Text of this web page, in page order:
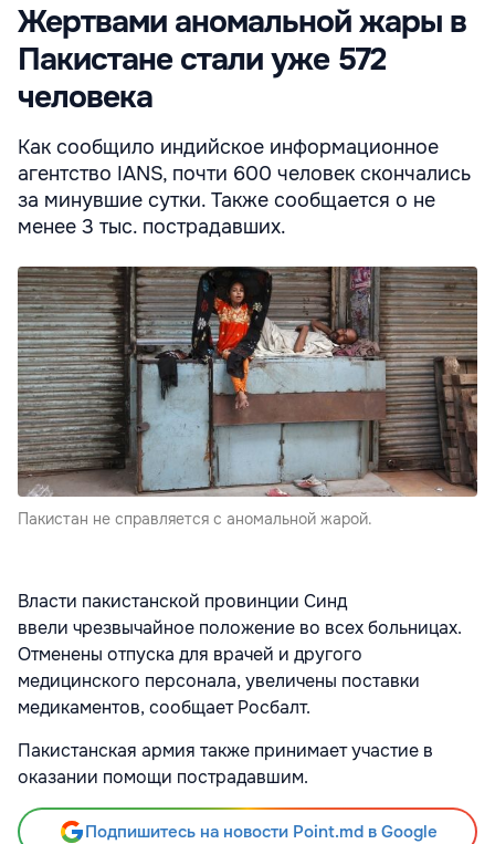
Жертвами аномальной жары в
Пакистане стали уже 572
человека
Как сообщило индийское информационное
агентство IANS, почти 600 человек скончались
за минувшие сутки. Также сообщается о не
менее 3 тыс. пострадавших.
Пакистан не справляется с аномальной жарой.
Власти пакистанской провинции Синд
ввели чрезвычайное положение во всех больницах.
Отменены отпуска для врачей и другого
медицинского персонала, увеличены поставки
медикаментов, сообщает Росбалт.
Пакистанская армия также принимает участие в
оказании помощи пострадавшим.
Подпишитесь на новости Point.md в Google